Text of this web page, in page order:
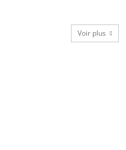
Voir plus